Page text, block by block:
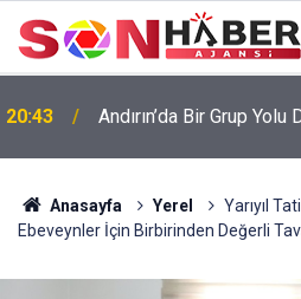
20:43 Andırın’da Bir Grup
Anasayfa Yerel
Yarıyıl
Ebeveynler İçin Birbirinden Değerli